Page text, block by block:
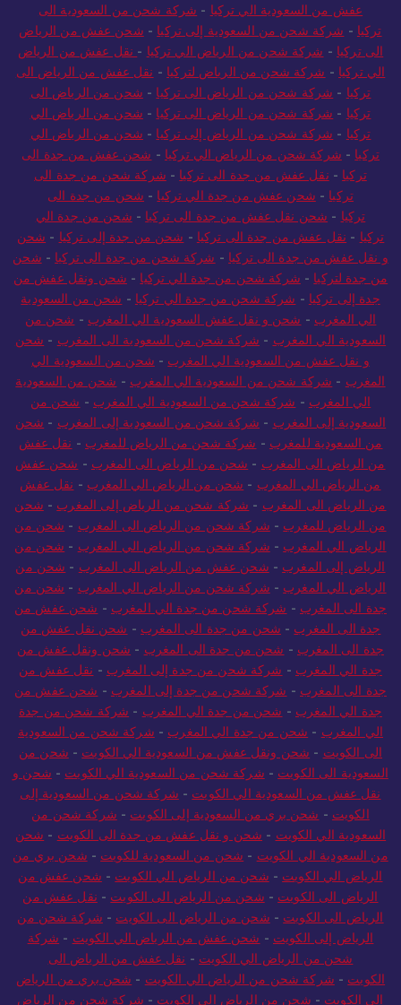
عفش من السعودية الي تركيا - شركة شحن من السعودية الى
تركيا - شركة شحن من السعودية إلى تركيا - شحن عفش من الرياض
الى تركيا - شركة شحن من الرياض الي تركيا - نقل عفش من الرياض
الي تركيا - شركة شحن من الرياض لتركيا - نقل عفش من الرياض الى
تركيا - شركة شحن من الرياض الى تركيا - شحن من الرياض الى
تركيا - شركة شحن من الرياض الى تركيا - شحن من الرياض الي
تركيا - شركة شحن من الرياض إلى تركيا - شحن من الرياض الي
تركيا - شركة شحن من الرياض الي تركيا - شحن عفش من جدة الى
تركيا - نقل عفش من جدة الى تركيا - شركة شحن من جدة الى
تركيا - شحن عفش من جدة الي تركيا - شحن من جدة الى
تركيا - شحن نقل عفش من جدة الى تركيا - شحن من جدة الي
تركيا - نقل عفش من جدة الى تركيا - شحن من جدة إلى تركيا - شحن
و نقل عفش من جدة الى تركيا - شركة شحن من جدة الى تركيا - شحن
من جدة لتركيا - شركة شحن من جدة الي تركيا - شحن ونقل عفش من
جدة إلى تركيا - شركة شحن من جدة الي تركيا - شحن من السعودية
الي المغرب - شحن و نقل عفش السعودية الي المغرب - شحن من
السعودية الي المغرب - شركة شحن من السعودية الى المغرب - شحن
و نقل عفش من السعودية الي المغرب - شحن من السعودية الي
المغرب - شركة شحن من السعودية الي المغرب - شحن من السعودية
الي المغرب - شركة شحن من السعودية الي المغرب - شحن من
السعودية إلى المغرب - شركة شحن من السعودية إلى المغرب - شحن
من السعودية للمغرب - شركة شحن من الرياض للمغرب - نقل عفش
من الرياض الى المغرب - شحن من الرياض الى المغرب - شحن عفش
من الرياض الي المغرب - شحن من الرياض الي المغرب - نقل عفش
من الرياض الى المغرب - شركة شحن من الرياض إلى المغرب - شحن
من الرياض للمغرب - شركة شحن من الرياض الى المغرب - شحن من
الرياض الي المغرب - شركة شحن من الرياض الي المغرب - شحن من
الرياض إلى المغرب - شحن عفش من الرياض الى المغرب - شحن من
الرياض الي المغرب - شركة شحن من الرياض الي المغرب - شحن من
جدة الى المغرب - شركة شحن من جدة الي المغرب - شحن عفش من
جدة الى المغرب - شحن من جدة الى المغرب - شحن نقل عفش من
جدة الى المغرب - شحن من جدة الى المغرب - شحن ونقل عفش من
جدة الي المغرب - شركة شحن من جدة إلى المغرب - نقل عفش من
جدة الى المغرب - شركة شحن من جدة إلى المغرب - شحن عفش من
جدة الي المغرب - شحن من جدة الي المغرب - شركة شحن من جدة
الي المغرب - شحن من جدة الي المغرب - شركة شحن من السعودية
الى الكويت - شحن ونقل عفش من السعودية الي الكويت - شحن من
السعودية الى الكويت - شركة شحن من السعودية الي الكويت - شحن و
نقل عفش من السعودية الي الكويت - شركة شحن من السعودية إلى
الكويت - شحن بري من السعودية إلى الكويت - شركة شحن من
السعودية الي الكويت - شحن و نقل عفش من جدة الى الكويت - شحن
من السعودية الي الكويت - شحن من السعودية للكويت - شحن بري من
الرياض الي الكويت - شحن من الرياض الي الكويت - شحن عفش من
الرياض الى الكويت - شحن من الرياض الى الكويت - نقل عفش من
الرياض الى الكويت - شحن من الرياض الى الكويت - شركة شحن من
الرياض إلى الكويت - شحن عفش من الرياض الي الكويت - شركة
شحن من الرياض الي الكويت - نقل عفش من الرياض الى
الكويت - شركة شحن من الرياض الي الكويت - شحن بري من الرياض
الي الكويت - شحن من الرياض الى الكويت - شركة شحن من الرياض